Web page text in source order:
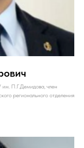
им. П.Г.Демидова, член
регионального отделения